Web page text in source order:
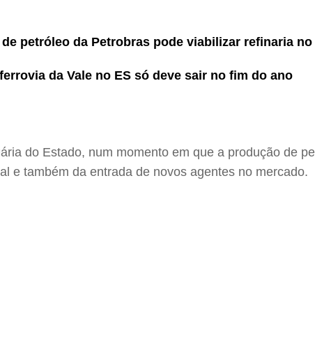
petróleo da Petrobras pode viabilizar refinaria no
da Vale no ES só deve sair no fim do ano
do Estado, num momento em que a produção de
e também da entrada de novos agentes no mercado.